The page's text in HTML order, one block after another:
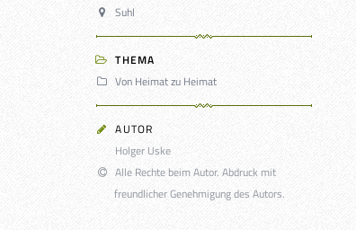
Suhl
THEMA
Von Heimat zu Heimat
AUTOR
Holger Uske
Alle Rechte beim Autor. Abdruck mit
freundlicher Genehmigung des Autors.